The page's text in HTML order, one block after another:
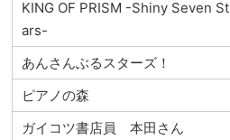
KING OF PRISM -Shiny Seven St
ars-
あんさんぶるスターズ！
ピアノの森
ガイコツ書店員 本田さん